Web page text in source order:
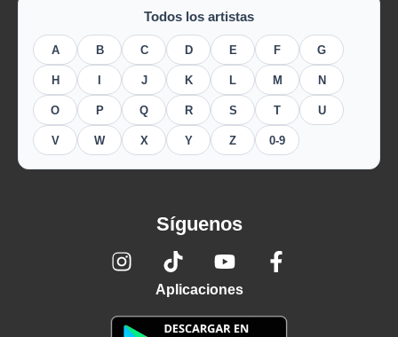
Todos los artistas
A B C D E F G
H J K L M N
O P Q R S T U
V W X Y Z 0-9
Síguenos
Aplicaciones